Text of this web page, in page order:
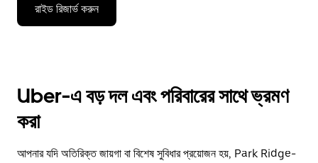
রাইড রিজার্ভ করুন
Uber-এ বড় দল এবং পরিবারের সাথে ভ্রমণ
করা
আপনার যদি অতিরিক্ত জায়গা বা বিশেষ সুবিধার প্রয়োজন হয়, Park Ridge-